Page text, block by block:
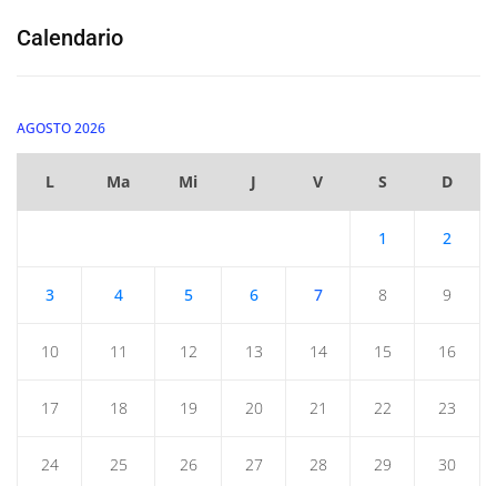
Calendario
AGOSTO 2026
L Ma Mi J V S D
1 2
3 4 5 6 7 8 9
10 11 12 13 14 15 16
17 18 19 20 21 22 23
24 25 26 27 28 29 30